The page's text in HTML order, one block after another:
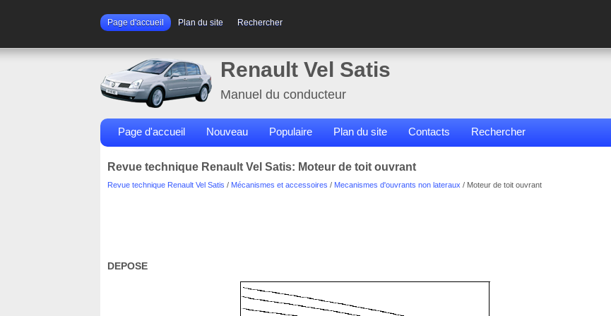
Page d'accueil Plan du site Rechercher
Renault Vel Satis
Manuel du conducteur
Page d'accueil Nouveau Populaire Plan du site Contacts Rechercher
Revue technique Renault Vel Satis: Moteur de toit ouvrant
Revue technique Renault Vel Satis / Mécanismes et accessoires / Mecanismes d'ouvrants non lateraux / Moteur de toit ouvrant
DEPOSE